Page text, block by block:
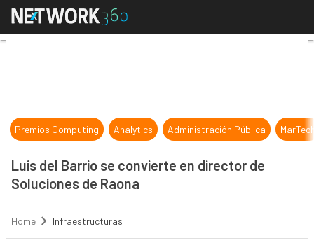
Luis del Barrio se convierte en
Premios Computing Analytics Administración Pública
Luis del Barrio se convierte en director de
Soluciones de Raona
Home Infraestructuras